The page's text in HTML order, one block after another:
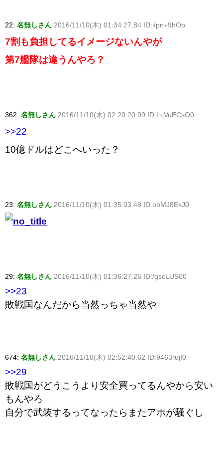
22: 名無しさん 2016/11/10(木) 01:34:27.84 ID:i/pn+9hOp
7割も負担してるイメージないんやが
第7艦隊は違うんやろ？
362: 名無しさん 2016/11/10(木) 02:20:20.99 ID:LcVuECsO0
>>22
10億ドルはどこへいった？
23: 名無しさん 2016/11/10(木) 01:35:03.48 ID:obMJ8EkJ0
29: 名無しさん 2016/11/10(木) 01:36:27.26 ID:/gscLUS00
>>23
敗戦国なんだから当然っちゃ当然や
674: 名無しさん 2016/11/10(木) 02:52:40.62 ID:9463rujI0
>>29
敗戦国がどうこうより安全買ってるんやから安い
もんやろ
自分で武装するってなったらまたアホが騒ぐし